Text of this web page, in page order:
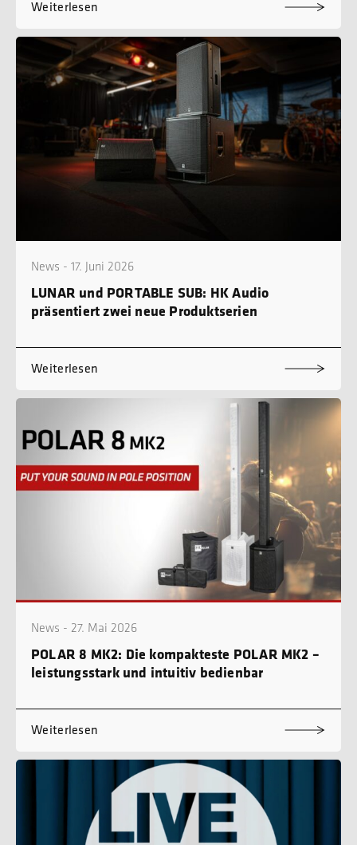
Weiterlesen
News - 17. Juni 2026
LUNAR und PORTABLE SUB: HK Audio
präsentiert zwei neue Produktserien
Weiterlesen
News - 27. Mai 2026
POLAR 8 MK2: Die kompakteste POLAR MK2 –
leistungsstark und intuitiv bedienbar
Weiterlesen